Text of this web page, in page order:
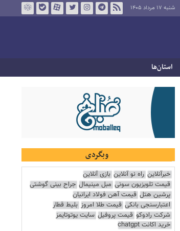
شنبه ۱۷ مرداد ۱۴۰۵
استان‌ها
وبگردی
خبرآنلاین راه نو آنلاین بازی آنلاین
قیمت تلویزیون سونی مبل مینیمال جراح بینی گوشتی
پرشین هتل قیمت آهن فولاد ایرانیان
اعتبارسنجی بانکی قیمت طلا امروز بلیط قطار
شرکت رادوکو قیمت پروفیل سایت یوتوتایمز
خرید اکانت chatgpt